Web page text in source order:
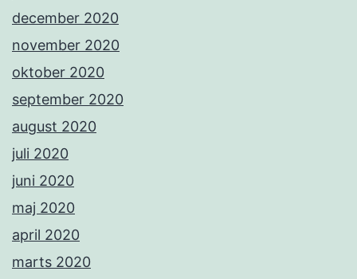
december 2020
november 2020
oktober 2020
september 2020
august 2020
juli 2020
juni 2020
maj 2020
april 2020
marts 2020